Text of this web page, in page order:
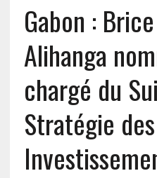
Gabon :
Alihanga
chargé du
Stratégie des